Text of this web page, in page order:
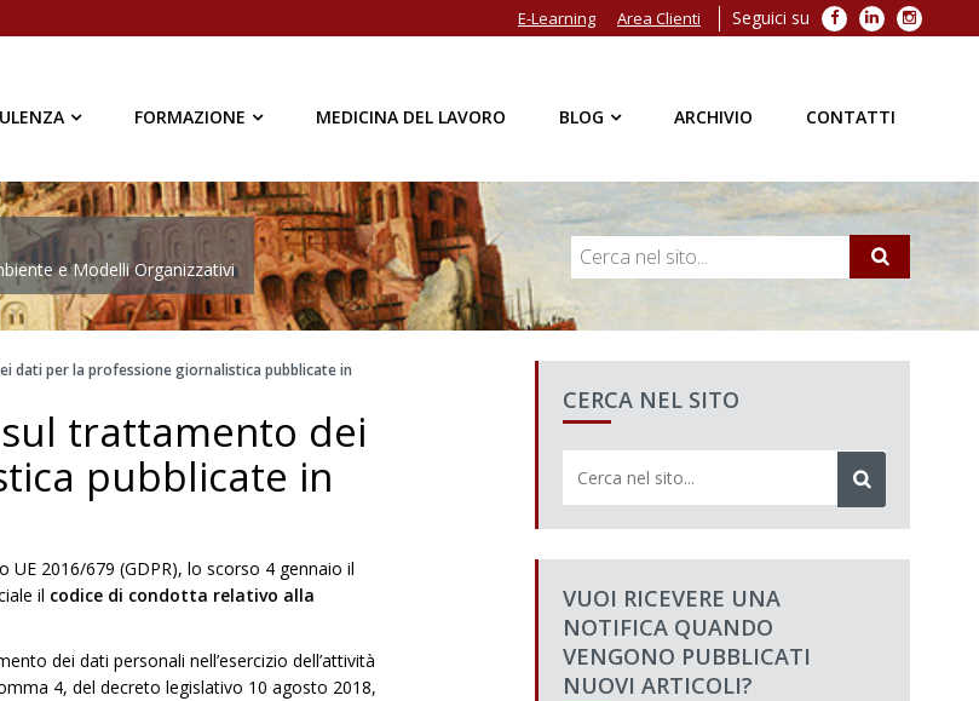
Seguici su Facebook
LinkedIn
E-Learning Area Clienti
FORMAZIONE MEDICINA DEL LAVORO BLOG ARCHIVIO CONTATTI
e Modelli Organizzativi
dati per la professione giornalistica pubblicate in
trattamento dei
pubblicate in
2016/679 (GDPR), lo scorso 4 gennaio il
il codice di condotta relativo alla
dei dati personali nell’esercizio dell’attività
4, del decreto legislativo 10 agosto 2018,
CERCA NEL SITO
VUOI RICEVERE UNA
NOTIFICA QUANDO
VENGONO PUBBLICATI
NUOVI ARTICOLI?